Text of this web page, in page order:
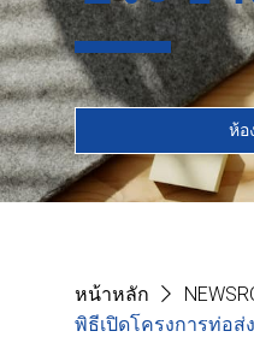
ห้อ
หน้าหลัก
พิธีเปิดโครงการท่อส่